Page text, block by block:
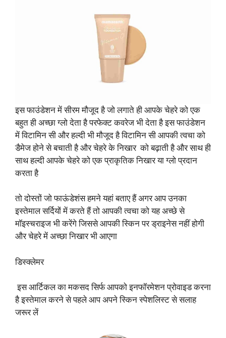
इस फाउंडेशन में सीरम मौजूद है जो लगाते ही आपके चेहरे को एक
बहुत ही अच्छा ग्लो देता है परफेक्ट कवरेज भी देता है इस फाउंडेशन
में विटामिन सी और हल्दी भी मौजूद है विटामिन सी आपकी त्वचा को
डैमेज होने से बचाती है और चेहरे के निखार को बढ़ाती है और साथ ही
साथ हल्दी आपके चेहरे को एक प्राकृतिक निखार या ग्लो प्रदान
करता है
तो दोस्तों जो फाऊंडेशंस हमने यहां बताए हैं अगर आप उनका
इस्तेमाल सर्दियों में करते हैं तो आपकी त्वचा को यह अच्छे से
मॉइस्चराइज भी करेंगे जिससे आपकी स्किन पर ड्राइनेस नहीं होगी
और चेहरे में अच्छा निखार भी आएगा
डिस्क्लेमर
इस आर्टिकल का मकसद सिर्फ आपको इनफॉरमेशन प्रोवाइड करना
है इस्तेमाल करने से पहले आप अपने स्किन स्पेशलिस्ट से सलाह
जरूर लें